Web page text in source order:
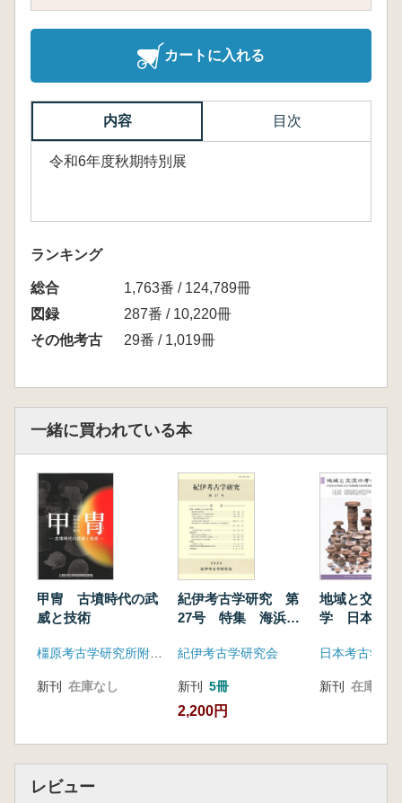
カートに入れる
内容 目次
令和6年度秋期特別展
ランキング
総合
1,763番 / 124,789冊
図録
287番 / 10,220冊
その他考古
29番 / 1,019冊
一緒に買われている本
甲冑 古墳時代の武
威と技術
橿原考古学研究所附属博物館
新刊 在庫なし
紀伊考古学研究 第
27号 特集 海浜集
域
紀伊考古学研究会
新刊 5冊
2,200円
地域と交流
学 日本考古
料集
新刊 在庫なし
レビュー